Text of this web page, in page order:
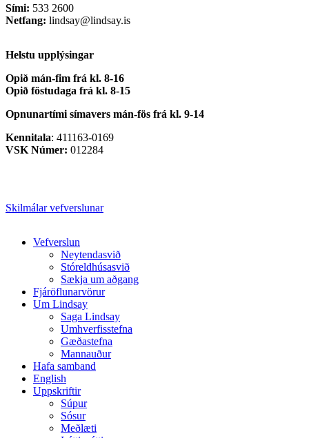
Sími: 533 2600
Netfang: lindsay@lindsay.is
Helstu upplýsingar
Opið mán-fim frá kl. 8-16
Opið föstudaga frá kl. 8-15
Opnunartími símavers mán-fös frá kl. 9-14
Kennitala: 411163-0169
VSK Númer: 012284
Skilmálar vefverslunar
Close
Vefverslun
Neytendasvið
Stóreldhúsasvið
Sækja um aðgang
Fjáröflunarvörur
Um Lindsay
Saga Lindsay
Umhverfisstefna
Gæðastefna
Mannauður
Hafa samband
English
Uppskriftir
Súpur
Sósur
Meðlæti